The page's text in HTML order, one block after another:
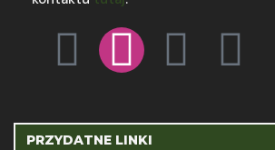
PRZYDATNE LINKI